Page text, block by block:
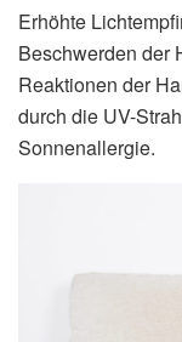
Erhöhte
Beschwerden der
Reaktionen der
durch die UV-
Sonnenallergie.